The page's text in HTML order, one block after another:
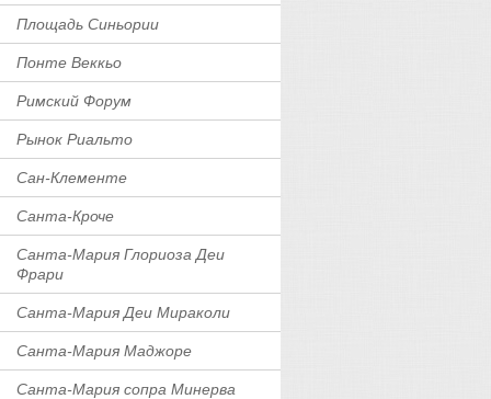
Площадь Синьории
Понте Веккьо
Римский Форум
Рынок Риальто
Сан-Клементе
Санта-Кроче
Санта-Мария Глориоза Деи
Фрари
Санта-Мария Деи Мираколи
Санта-Мария Маджоре
Санта-Мария сопра Минерва